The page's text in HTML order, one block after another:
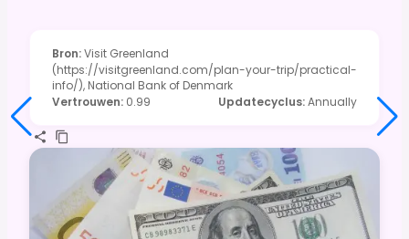
Bron:Visit Greenland
(https://visitgreenland.com/plan-your-trip/practical-
info/), National Bank of Denmark
Vertrouwen: 0.99 Updatecyclus:Annually